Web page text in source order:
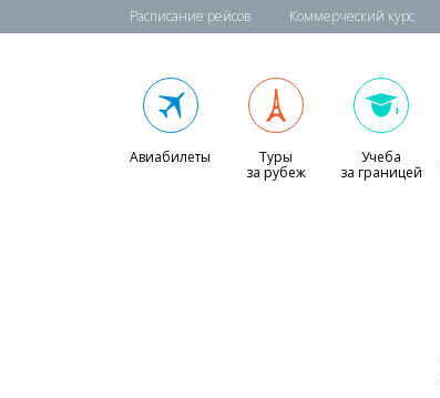
Расписание рейсов Коммерческий курс
Авиабилеты
Туры
за рубеж
Учеба
за границей